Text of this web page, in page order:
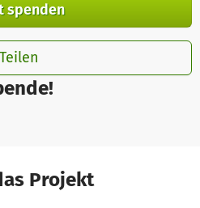
spenden
Teilen
Projekt